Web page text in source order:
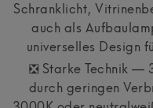
Schranklicht,
auch als
universelles Design
❎ Starke Technik —
durch geringen